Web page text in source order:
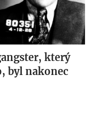
který
byl nakonec